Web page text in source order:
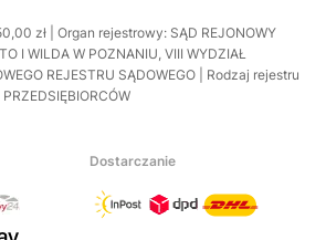
zł | Organ rejestrowy: SĄD REJONOWY
I WILDA W POZNANIU, VIII WYDZIAŁ
REJESTRU SĄDOWEGO | Rodzaj rejestru
Dostarczanie